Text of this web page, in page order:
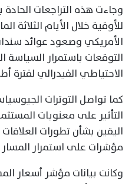
للأوقية خلال الأيام الثلاثة
الأمريكي وصعود عوائد
التوقعات باستمرار
الاحتياطي الفيدرالي لفترة
كما تواصل التوترات
التأثير على معنويات
اليقين بشأن تطورات العلاقات
مؤشرات على استمرار المسار
وكانت بيانات مؤشر أسعار